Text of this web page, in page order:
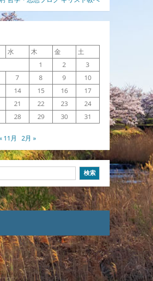
水 木 金
土
1
2
3
7 8 9
10
14 15 16
17
21 22 23
24
28 29 30 31
11月 2月 »
検索